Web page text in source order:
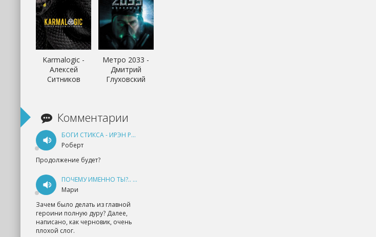
Karmalogic -
Алексей
Ситников
Метро 2033 -
Дмитрий
Глуховский
Комментарии
БОГИ СТИКСА - ИРЭН РУДКЕВИЧ
Роберт
Продолжение будет?
ПОЧЕМУ ИМЕННО ТЫ?.. КНИГА 1 - ЕКАТЕРИНА ЮДИНА
Мари
Зачем было делать из главной
героини полную дуру? Далее,
написано, как черновик, очень
плохой слог.